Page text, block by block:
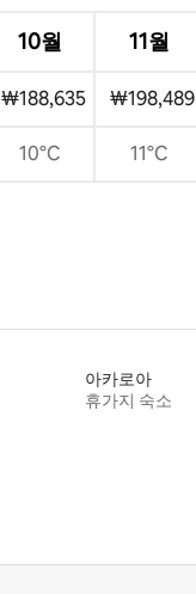
10월 11월
₩188,635 ₩198,489
10°C 11°C
아카로아
휴가지 숙소